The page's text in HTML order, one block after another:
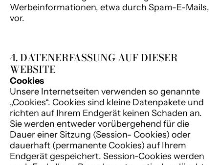
Werbeinformationen, etwa durch Spam-E-Mails,
vor.
4. DATENERFASSUNG AUF DIESER
WEBSITE
Cookies
Unsere Internetseiten verwenden so genannte
„Cookies“. Cookies sind kleine Datenpakete und
richten auf Ihrem Endgerät keinen Schaden an.
Sie werden entweder vorübergehend für die
Dauer einer Sitzung (Session- Cookies) oder
dauerhaft (permanente Cookies) auf Ihrem
Endgerät gespeichert. Session-Cookies werden